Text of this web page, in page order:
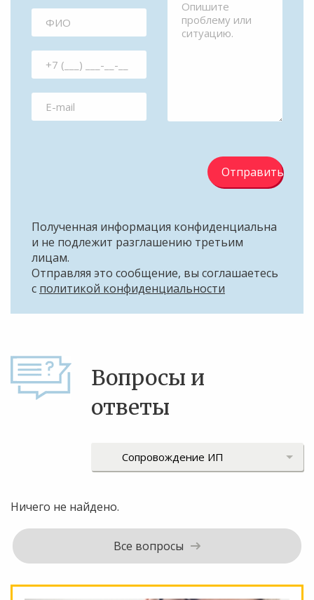
Отправить
Полученная информация конфиденциальна
и не подлежит разглашению третьим
лицам.
Отправляя это сообщение, вы соглашаетесь
с политикой конфиденциальности
Вопросы и
ответы
Ничего не найдено.
Все вопросы